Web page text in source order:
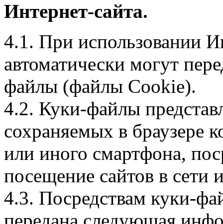
Интернет-сайта.
4.1. При использовании
автоматически могут
файлы (файлы Cookie).
4.2. Куки-файлы
сохраняемых в браузере
или иного смартфона,
посещение сайтов в сети
4.3. Посредствам куки-